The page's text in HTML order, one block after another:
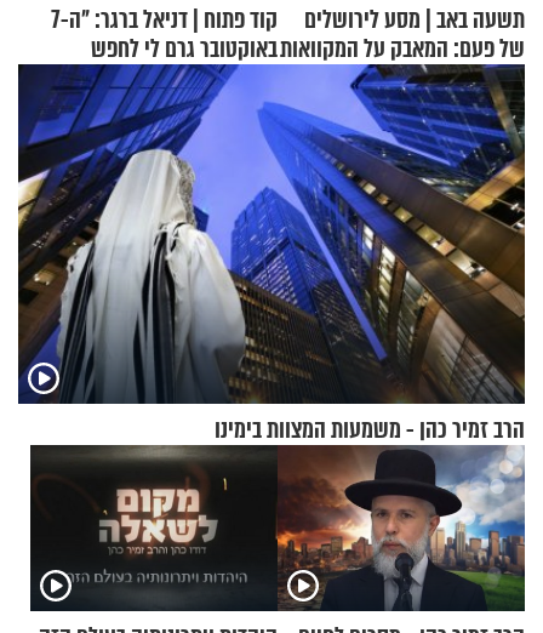
תשעה באב | מסע לירושלים
של פעם: המאבק על המקוואות
קוד פתוח | דניאל ברגר: "ה-7
באוקטובר גרם לי לחפש
תשובות"
הרב זמיר כהן - משמעות המצוות בימינו